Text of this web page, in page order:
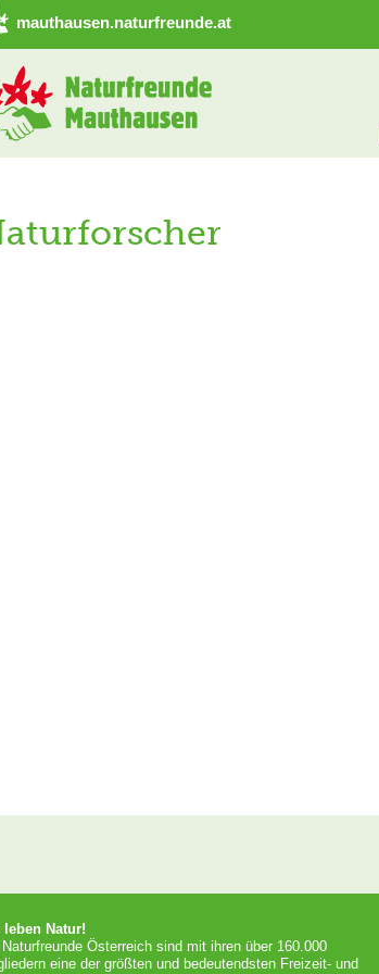
mauthausen.naturfreunde.at
leben Natur!
Naturfreunde Österreich sind mit ihren über 160.000
eine der größten und bedeutendsten Freizeit- und